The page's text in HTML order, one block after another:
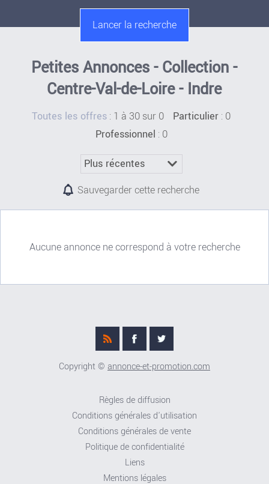
Petites Annonces - Collection -
Centre-Val-de-Loire - Indre
Toutes les offres : 1 à 30 sur 0 Particulier : 0
Professionnel : 0
Sauvegarder cette recherche
Aucune annonce ne correspond à votre recherche
Copyright © annonce-et-promotion.com
Règles de diffusion
Conditions générales d'utilisation
Conditions générales de vente
Politique de confidentialité
Liens
Mentions légales